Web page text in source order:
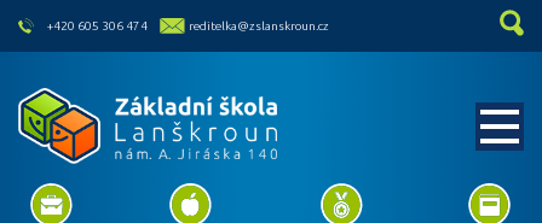
skip to main content
+420 605 306 474 reditelka@zslanskroun.cz